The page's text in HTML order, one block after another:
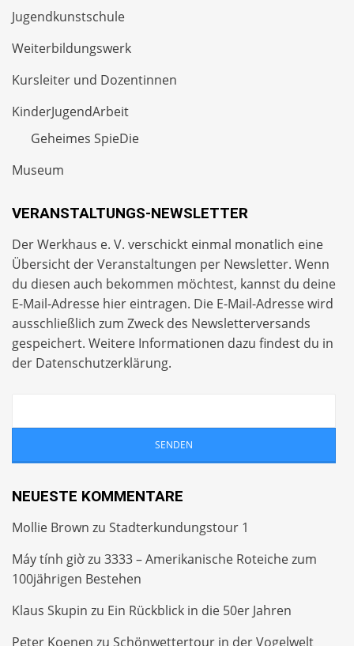
Jugendkunstschule
Weiterbildungswerk
Kursleiter und Dozentinnen
KinderJugendArbeit
Geheimes SpieDie
Museum
VERANSTALTUNGS-NEWSLETTER
Der Werkhaus e. V. verschickt einmal monatlich eine
Übersicht der Veranstaltungen per Newsletter. Wenn
du diesen auch bekommen möchtest, kannst du deine
E-Mail-Adresse hier eintragen. Die E-Mail-Adresse wird
ausschließlich zum Zweck des Newsletterversands
gespeichert. Weitere Informationen dazu findest du in
der Datenschutzerklärung.
NEUESTE KOMMENTARE
Mollie Brown zu Stadterkundungstour 1
Máy tính giờzu 3333 – Amerikanische Roteiche zum
100jährigen Bestehen
Klaus Skupin zu Ein Rückblick in die 50er Jahren
Peter Koenen zu Schönwettertour in der Vogelwelt